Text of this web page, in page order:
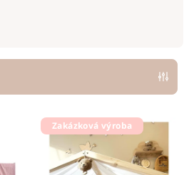
Zakázková výroba